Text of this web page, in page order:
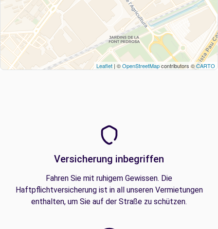
Leaflet | ©OpenStreetMapcontributors ©CARTO
Versicherung inbegriffen
Fahren Sie mit ruhigem Gewissen. Die
Haftpflichtversicherung ist in all unseren Vermietungen
enthalten, um Sie auf der Straße zu schützen.